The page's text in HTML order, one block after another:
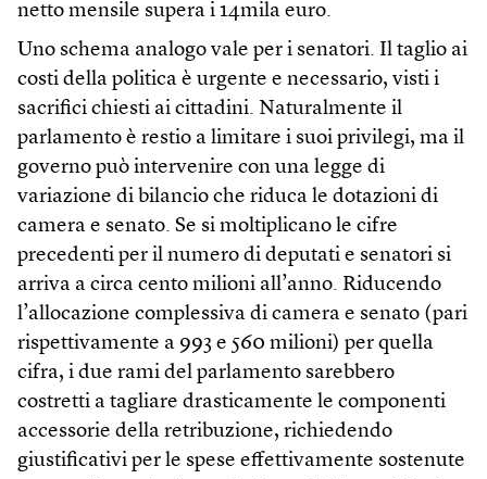
netto mensile supera i 14mila euro.
Uno schema analogo vale per i senatori. Il taglio ai
costi della politica è urgente e necessario, visti i
sacrifici chiesti ai cittadini. Naturalmente il
parlamento è restio a limitare i suoi privilegi, ma il
governo può intervenire con una legge di
variazione di bilancio che riduca le dotazioni di
camera e senato. Se si moltiplicano le cifre
precedenti per il numero di deputati e senatori si
arriva a circa cento milioni all’anno. Riducendo
l’allocazione complessiva di camera e senato (pari
rispettivamente a 993 e 560 milioni) per quella
cifra, i due rami del parlamento sarebbero
costretti a tagliare drasticamente le componenti
accessorie della retribuzione, richiedendo
giustificativi per le spese effettivamente sostenute